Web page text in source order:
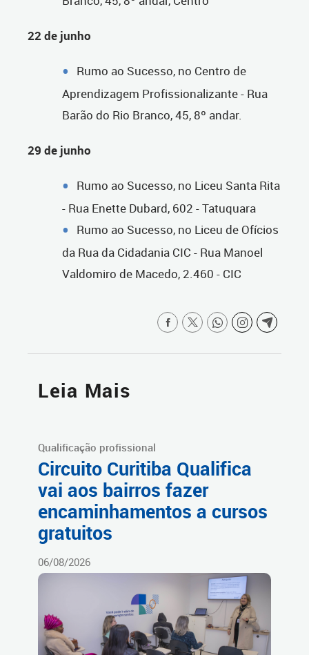
22 de junho
Rumo ao Sucesso, no Centro de
Aprendizagem Profissionalizante - Rua
Barão do Rio Branco, 45, 8º andar.
29 de junho
Rumo ao Sucesso, no Liceu Santa Rita
- Rua Enette Dubard, 602 - Tatuquara
Rumo ao Sucesso, no Liceu de Ofícios
da Rua da Cidadania CIC - Rua Manoel
Valdomiro de Macedo, 2.460 - CIC
Leia Mais
Qualificação profissional
Circuito Curitiba Qualifica
vai aos bairros fazer
encaminhamentos a cursos
gratuitos
06/08/2026